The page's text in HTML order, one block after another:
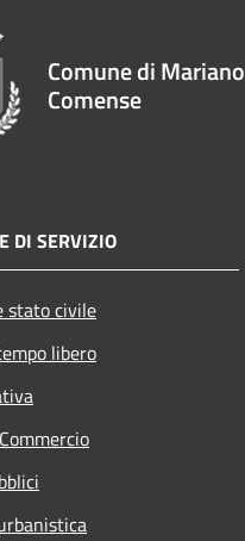
Comune di Mariano
Comense
DI SERVIZIO
stato civile
libero